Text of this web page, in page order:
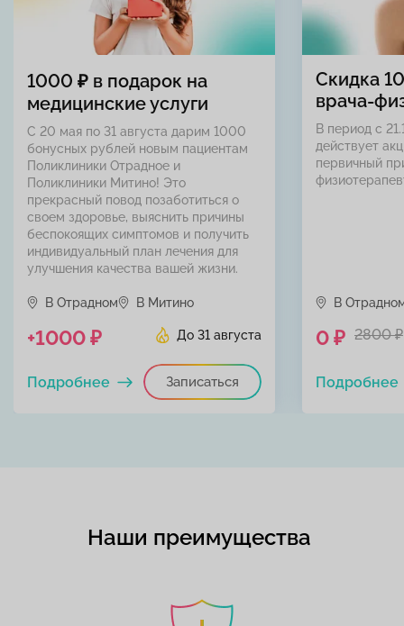
1000 ₽ в подарок на
медицинские услуги
С 20 мая по 31 августа дарим 1000
бонусных рублей новым пациентам
Поликлиники Отрадное и
Поликлиники Митино! Это
прекрасный повод позаботиться о
своем здоровье, выяснить причины
беспокоящих симптомов и получить
индивидуальный план лечения для
улучшения качества вашей жизни.
В Отрадном В Митино
До 31 августа
+1000 ₽
Записаться
Подробнее
Скидка
врача-
В период с
действует
первичный
В
0 ₽ 2800 ₽
Подробнее
Наши преимущества